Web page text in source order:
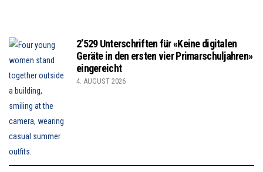
2’529 Unterschriften für «Keine digitalen
Geräte in den ersten vier Primarschuljahren»
eingereicht
4. AUGUST 2026